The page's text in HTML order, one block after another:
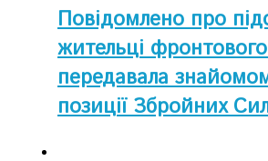
Повідомлено про
жительці
передавала
позиції Збройних